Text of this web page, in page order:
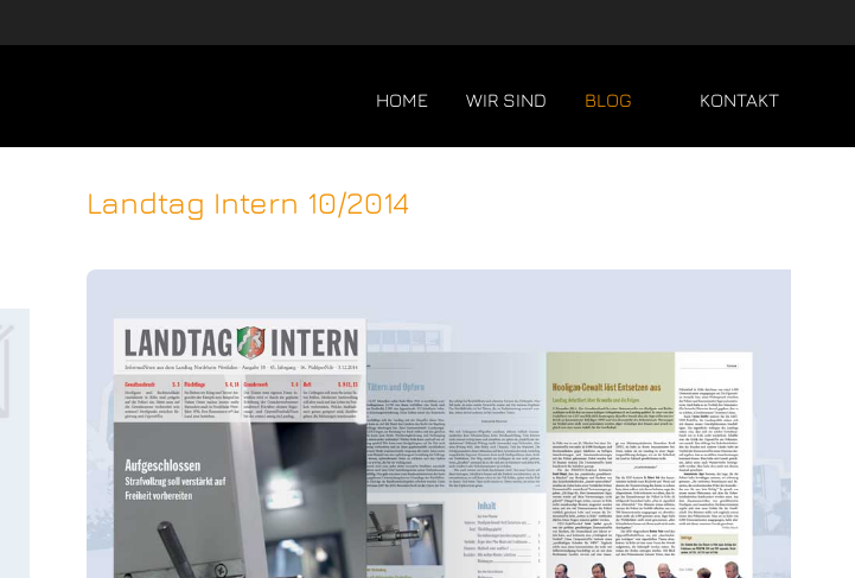
HOME WIR SIND BLOG KONTAKT
Landtag Intern 10/2014